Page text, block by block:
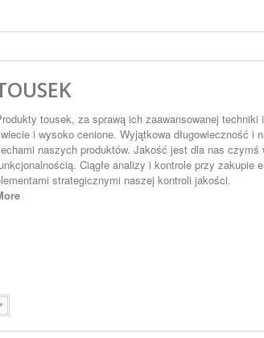
tousek, za sprawą ich zaawansowanej
i wysoko cenione. Wyjątkowa długowieczność i
naszych produktów. Jakość jest dla nas czymś
Ciągłe analizy i kontrole przy zakupie
strategicznymi naszej kontroli jakości.